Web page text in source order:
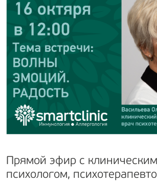
Прямой эфир с клиническим
психологом,